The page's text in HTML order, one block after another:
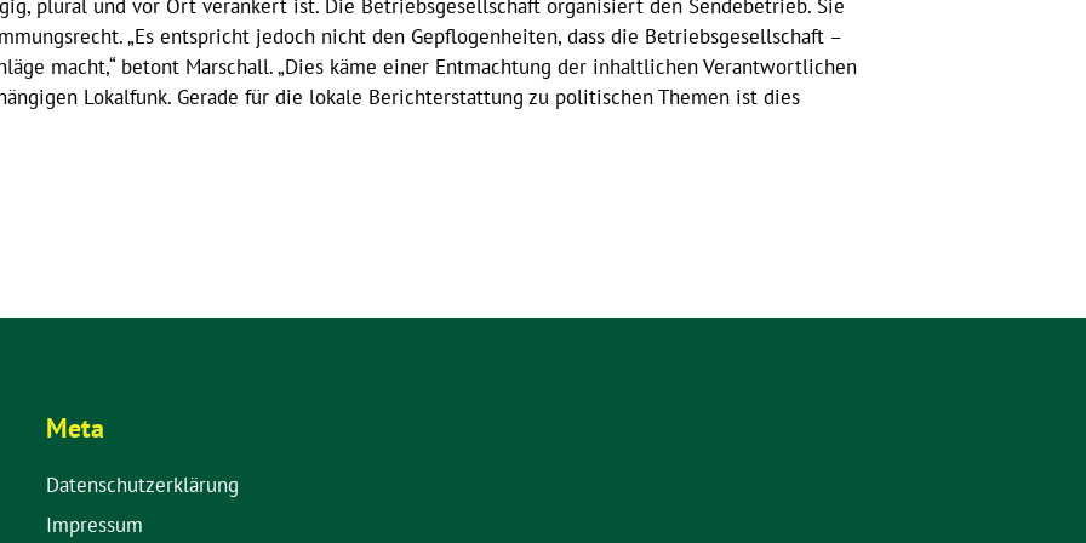
plural und vor Ort verankert ist. Die Betriebsgesellschaft organisiert den Sendebetrieb. Sie
„Es entspricht jedoch nicht den Gepflogenheiten, dass die Betriebsgesellschaft –
macht,“ betont Marschall. „Dies käme einer Entmachtung der inhaltlichen Verantwortlichen
Lokalfunk. Gerade für die lokale Berichterstattung zu politischen Themen ist dies
Meta
Datenschutzerklärung
Impressum